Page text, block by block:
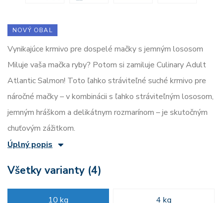
NOVÝ OBAL
Vynikajúce krmivo pre dospelé mačky s jemným lososom
Miluje vaša mačka ryby? Potom si zamiluje Culinary Adult
Atlantic Salmon! Toto ľahko stráviteľné suché krmivo pre
náročné mačky – v kombinácii s ľahko stráviteľným lososom,
jemným hráškom a delikátnym rozmarínom – je skutočným
chuťovým zážitkom.
Úplný popis
Všetky varianty (4)
10 kg 4 kg